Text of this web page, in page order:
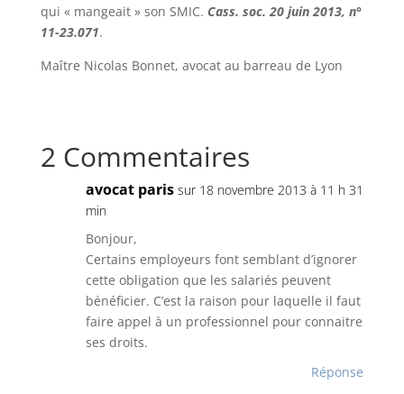
qui « mangeait » son SMIC. Cass. soc. 20 juin 2013, n°
11-23.071.
Maître Nicolas Bonnet, avocat au barreau de Lyon
2 Commentaires
avocat paris sur 18 novembre 2013 à 11 h 31
min
Bonjour,
Certains employeurs font semblant d’ignorer
cette obligation que les salariés peuvent
bénéficier. C’est la raison pour laquelle il faut
faire appel à un professionnel pour connaitre
ses droits.
Réponse